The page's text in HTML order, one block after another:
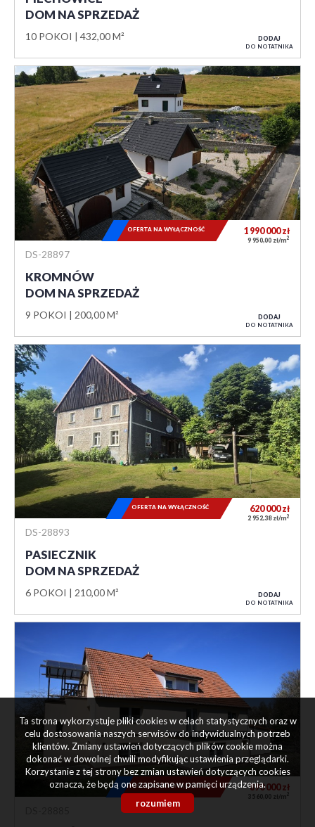
DOM NA SPRZEDAŻ
10 POKOI 432,00 M² DODAJ
DO NOTATNIKA
DS-28897
KROMNÓW
DOM NA SPRZEDAŻ
9 POKOI 200,00 M²
1 990 000zł
9 950,00 zł/m2
OFERTA NA WYŁĄCZNOŚĆ
DODAJ
DO NOTATNIKA
DS-28893
PASIECZNIK
DOM NA SPRZEDAŻ
6 POKOI 210,00 M²
620 000zł
2 952,38 zł/m2
OFERTA NA WYŁĄCZNOŚĆ
DODAJ
DO NOTATNIKA
890 000zł
3 560,00 zł/m2
OFERTA NA WYŁĄCZNOŚĆ
Ta strona wykorzystuje pliki cookies w celach statystycznych oraz w
celu dostosowania naszych serwisów do indywidualnych potrzeb
klientów. Zmiany ustawień dotyczących plików cookie można
dokonać w dowolnej chwili modyfikując ustawienia przeglądarki.
Korzystanie z tej strony bez zmian ustawień dotyczących cookies
oznacza, że będą one zapisane w pamięci urządzenia.
rozumiem